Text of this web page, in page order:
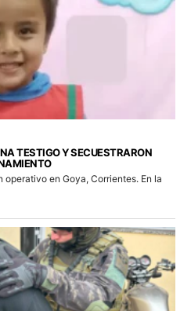
TESTIGO Y SECUESTRARON
en Goya, Corrientes. En la